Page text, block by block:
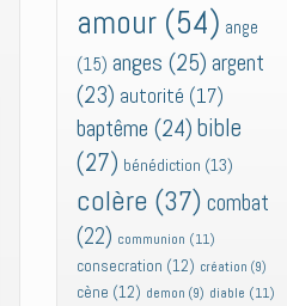
amour (54) ange
(15) anges (25) argent
(23) autorité (17)
baptême (24) bible
(27) bénédiction (13)
colère (37) combat
(22) communion (11)
consecration (12) création (9)
cène (12) demon (9) diable (11)